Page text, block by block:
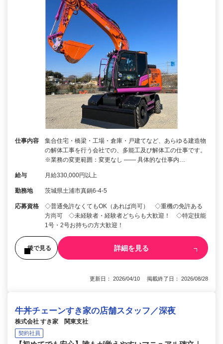
仕事内容
集合住宅・橋梁・工場・倉庫・戸建てなど、あらゆる建造物
の解体工事を行う会社での、多能工及び解体工の仕事です。
※業務の変更範囲：変更なし ―― 具体的な仕事内…
給与 月給330,000円以上
勤務地 茨城県土浦市真鍋6-4-5
応募資格
◇普通免許なくてもOK（あれば尚可） ◇重機の免許ある
方尚可 ◇未経験者・経験者どちらも大歓迎！ ◇特定技能
1号・2号お持ちの方大歓迎！
後で見る 詳細を見る
更新日： 2026/04/10 掲載終了日： 2026/08/28
牛丼チェーンすき家の店舗スタッフ／深夜
株式会社 すき家 関東支社
契約社員